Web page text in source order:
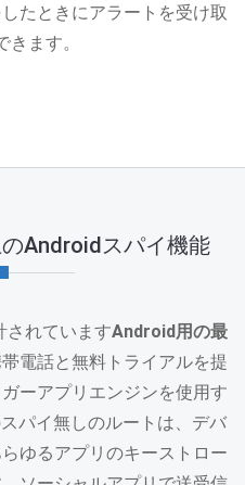
たときにアラートを受け取
きます。
Androidスパイ機能
されていますAndroid用の最
電話と無料トライアルを提
ーアプリエンジンを使用す
パイ無しのルートは、デバ
ゆるアプリのキーストロー